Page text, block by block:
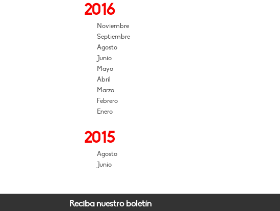
2016
Noviembre
Septiembre
Agosto
Junio
Mayo
Abril
Marzo
Febrero
Enero
2015
Agosto
Junio
Reciba nuestro boletín